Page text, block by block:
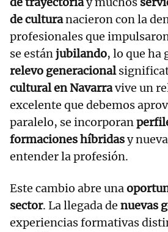
de culturanacieron con la
profesionales que
se estánjubilando, lo que ha
relevo generacional
cultural en Navarravive un
excelente que debemos
paralelo, se incorporan
formaciones híbridasy
entender la profesión.
Este cambio abre una
sector. La llegada de nuevas
experiencias formativas